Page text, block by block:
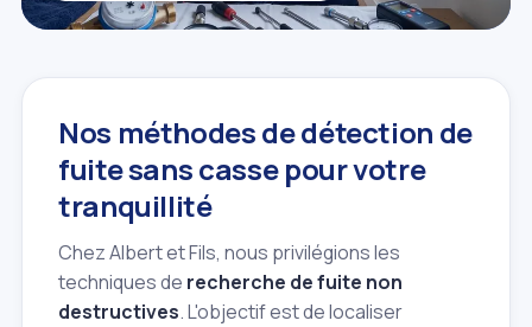
Nos méthodes de détection de
fuite sans casse pour votre
tranquillité
Chez Albert et Fils, nous privilégions les
techniques de recherche de fuite non
destructives. L'objectif est de localiser